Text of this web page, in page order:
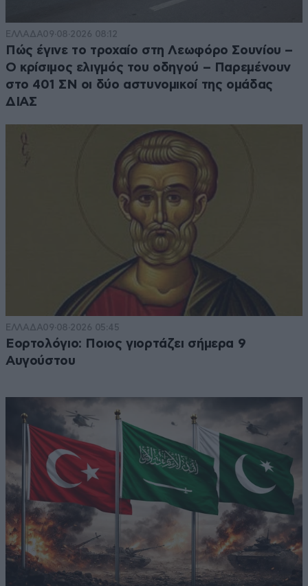
ΕΛΛΑΔΑ09·08·2026 08:12
Πώς έγινε το τροχαίο στη Λεωφόρο Σουνίου –
Ο κρίσιμος ελιγμός του οδηγού – Παρεμένουν
στο 401 ΣΝ οι δύο αστυνομικοί της ομάδας
ΔΙΑΣ
ΕΛΛΑΔΑ09·08·2026 05:45
Εορτολόγιο: Ποιος γιορτάζει σήμερα 9
Αυγούστου